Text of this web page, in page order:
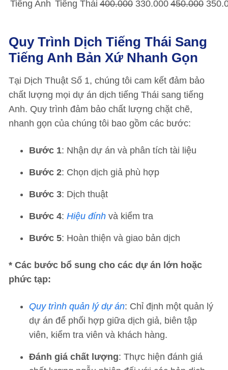
Tiếng Anh Tiếng Thái 400.000 330.000 450.000
Quy Trình Dịch Tiếng Thái Sang
Tiếng Anh Bản Xứ Nhanh Gọn
Tại Dịch Thuật Số 1, chúng tôi cam kết đảm bảo
chất lượng mọi dự án dịch tiếng Thái sang tiếng
Anh. Quy trình đảm bảo chất lượng chặt chẽ,
nhanh gọn của chúng tôi bao gồm các bước:
Bước 1: Nhận dự án và phân tích tài liệu
Bước 2: Chọn dịch giả phù hợp
Bước 3: Dịch thuật
Bước 4: Hiệu đính và kiểm tra
Bước 5: Hoàn thiện và giao bản dịch
* Các bước bổ sung cho các dự án lớn hoặc
phức tạp:
Quy trình quản lý dự án: Chỉ định một quản lý
dự án để phối hợp giữa dịch giả, biên tập
viên, kiểm tra viên và khách hàng.
Đánh giá chất lượng: Thực hiện đánh giá